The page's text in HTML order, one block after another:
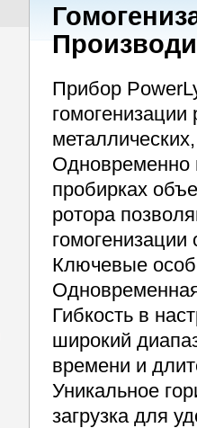
Прибор
Одновременно
пробирках
ротора
Ключевые
Гибкость в
широкий
времени и
Уникальное
загрузка для